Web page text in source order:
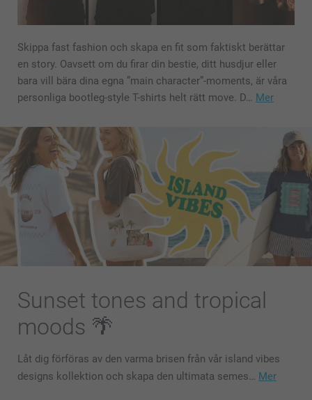
Skippa fast fashion och skapa en fit som faktiskt berättar
en story. Oavsett om du firar din bestie, ditt husdjur eller
bara vill bära dina egna ”main character”-moments, är våra
personliga bootleg-style T-shirts helt rätt move. D… Mer
Sunset tones and tropical
moods 🌴
Låt dig förföras av den varma brisen från vår island vibes
designs kollektion och skapa den ultimata semes… Mer